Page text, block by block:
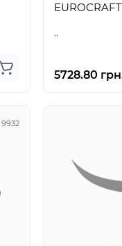
..
5728.80
9932